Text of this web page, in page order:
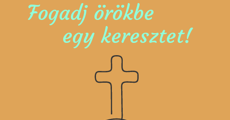
Fogadj örökbe
egy keresztet!